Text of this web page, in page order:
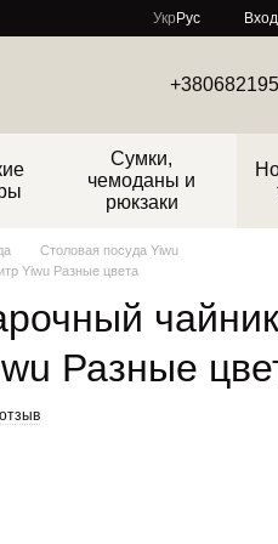
Укр Рус Вход
Сумки,
чемоданы и
рюкзаки
Столовая посуда Yiwu
Yiwu Разные цвета
Разные